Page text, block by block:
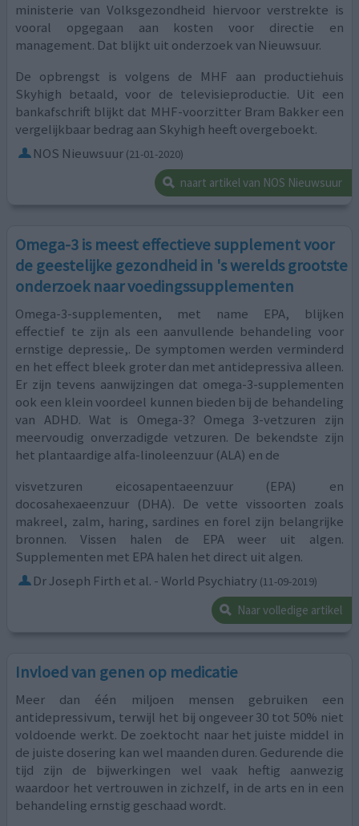
ministerie van Volksgezondheid hiervoor verstrekte is
vooral opgegaan aan kosten voor directie en
management. Dat blijkt uit onderzoek van Nieuwsuur.
De opbrengst is volgens de MHF aan productiehuis
Skyhigh betaald, voor de televisieproductie. Uit een
bankafschrift blijkt dat MHF-voorzitter Bram Bakker een
vergelijkbaar bedrag aan Skyhigh heeft overgeboekt.
NOS Nieuwsuur (21-01-2020)
naart artikel van NOS Nieuwsuur
Omega-3 is meest effectieve supplement voor
de geestelijke gezondheid in 's werelds grootste
onderzoek naar voedingssupplementen
Omega-3-supplementen, met name EPA, blijken
effectief te zijn als een aanvullende behandeling voor
ernstige depressie,. De symptomen werden verminderd
en het effect bleek groter dan met antidepressiva alleen.
Er zijn tevens aanwijzingen dat omega-3-supplementen
ook een klein voordeel kunnen bieden bij de behandeling
van ADHD. Wat is Omega-3? Omega 3-vetzuren zijn
meervoudig onverzadigde vetzuren. De bekendste zijn
het plantaardige alfa-linoleenzuur (ALA) en de
visvetzuren eicosapentaeenzuur (EPA) en
docosahexaeenzuur (DHA). De vette vissoorten zoals
makreel, zalm, haring, sardines en forel zijn belangrijke
bronnen. Vissen halen de EPA weer uit algen.
Supplementen met EPA halen het direct uit algen.
Dr Joseph Firth et al. - World Psychiatry (11-09-2019)
Naar volledige artikel
Invloed van genen op medicatie
Meer dan één miljoen mensen gebruiken een
antidepressivum, terwijl het bij ongeveer 30 tot 50% niet
voldoende werkt. De zoektocht naar het juiste middel in
de juiste dosering kan wel maanden duren. Gedurende die
tijd zijn de bijwerkingen wel vaak heftig aanwezig
waardoor het vertrouwen in zichzelf, in de arts en in een
behandeling ernstig geschaad wordt.